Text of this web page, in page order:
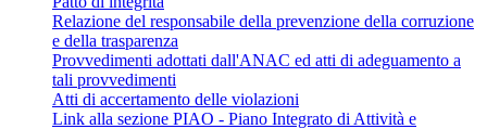
Relazione del responsabile della prevenzione della corruzione
e della trasparenza
Provvedimenti adottati dall'ANAC ed atti di adeguamento a
tali provvedimenti
Atti di accertamento delle violazioni
Link alla sezione PIAO - Piano Integrato di Attività e